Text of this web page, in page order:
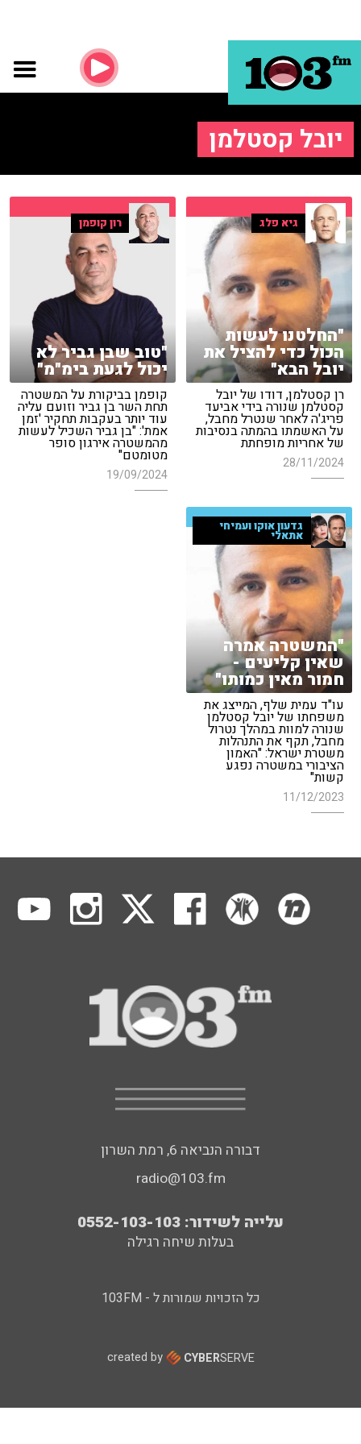
יובל קסטלמן
גיא פלג
"החלטנו לעשות
הכול כדי להציל את
יובל הבא"
רן קסטלמן, דודו של יובל
קסטלמן שנורה בידי אביעד
פריג'ה לאחר שנטרל מחבל,
על האשמתו בהמתה בנסיבות
של אחריות מופחתת
28/11/2024
רון קופמן
"טוב שבן גביר לא
יכול לגעת בימ"מ"
קופמן בביקורת על המשטרה
תחת השר בן גביר וזועם עליה
עוד יותר בעקבות תחקיר 'זמן
אמת': "בן גביר השכיל לעשות
מהמשטרה אירגון סופר
מטומטם"
19/09/2024
גדעון אוקו ועמיחי
אתאלי
"המשטרה אמרה
שאין קליעים -
חמור מאין כמותו"
עו"ד עמית שלף, המייצג את
משפחתו של יובל קסטלמן
שנורה למוות במהלך נטרול
מחבל, תקף את התנהלות
משטרת ישראל: "האמון
הציבורי במשטרה נפגע
קשות"
11/12/2023
דבורה הנביאה 6, רמת השרון
radio@103.fm
עלייה לשידור: 0552-103-103
בעלות שיחה רגילה
כל הזכויות שמורות ל - 103FM
created by CYBERSERVE